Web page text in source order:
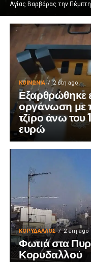
Αγίας Βαρβάρας την
ΚΟΙΝΩΝΊΑ 2 έτη ago
Εξαρθρώθηκε
οργάνωση με
τζίρο άνω του
ευρώ
ΚΟΡΥΔΑΛΛΟΣ 2 έτη ago
Φωτιά στα
Κορυδαλλού